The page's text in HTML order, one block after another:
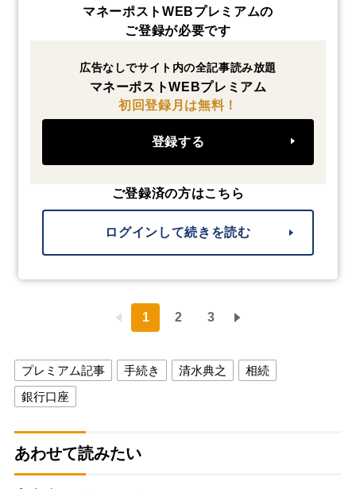
マネーポストWEBプレミアムの
ご登録が必要です
広告なしでサイト内の全記事読み放題
マネーポストWEBプレミアム
初回登録月は無料！
登録する
ご登録済の方はこちら
ログインして続きを読む
1 2 3
プレミアム記事 手続き 清水典之
相続
銀行口座
あわせて読みたい